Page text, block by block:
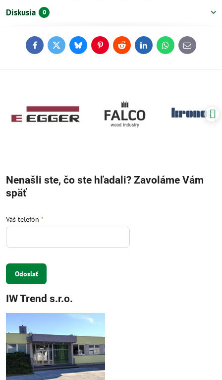
Diskusia 0
FacebookTwitterBlueskyPinterestReddit LinkedInWhatsApp
E-
mail
Nenašli ste, čo ste hľadali? Zavoláme Vám
späť
Váš telefón *
Odoslať
IW Trend s.r.o.